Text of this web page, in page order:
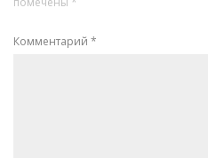
Комментарий *